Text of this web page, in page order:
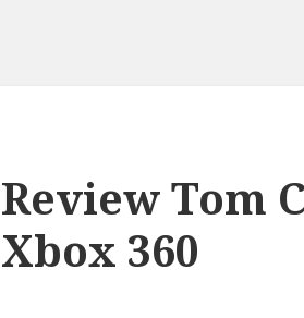
Review Tom
Xbox 360